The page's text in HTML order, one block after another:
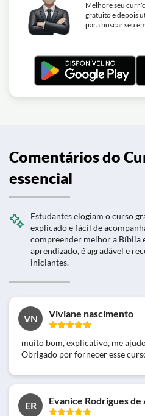
Melhore seu
gratuito e depois
para buscar seu
Comentários do
essencial
Estudantes elogiam o curso
explicado e fácil de
compreender melhor a Bíblia
aprendizado, é agradável e
iniciantes.
VN Viviane nascimento
muito bom, explicativo, me
Obrigado por fornecer esse
ER Evanice Rodrigues de